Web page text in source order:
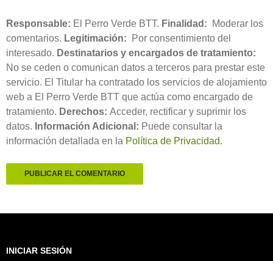
Responsable: El Perro Verde BTT. Finalidad: Moderar los
comentarios. Legitimación: Por consentimiento del
interesado. Destinatarios y encargados de tratamiento:
No se ceden o comunican datos a terceros para prestar este
servicio. El Titular ha contratado los servicios de alojamiento
web a El Perro Verde BTT que actúa como encargado de
tratamiento. Derechos: Acceder, rectificar y suprimir los
datos. Información Adicional: Puede consultar la
información detallada en la Política de Privacidad.
INICIAR SESIÓN